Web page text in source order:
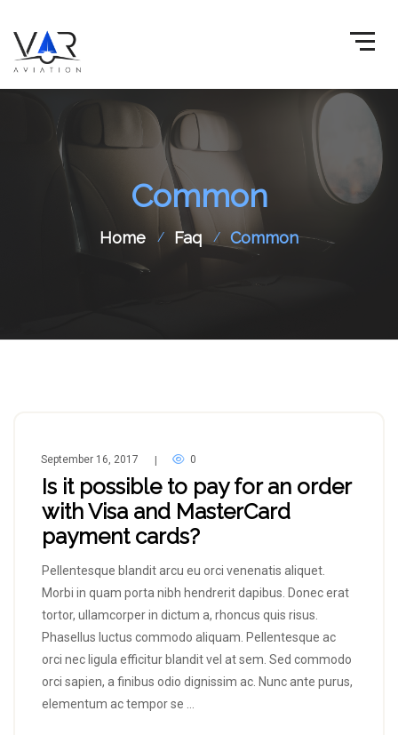
Common
Home Faq Common
September 16, 2017 0
Is it possible to pay for an order
with Visa and MasterCard
payment cards?
Pellentesque blandit arcu eu orci venenatis aliquet.
Morbi in quam porta nibh hendrerit dapibus. Donec erat
tortor, ullamcorper in dictum a, rhoncus quis risus.
Phasellus luctus commodo aliquam. Pellentesque ac
orci nec ligula efficitur blandit vel at sem. Sed commodo
orci sapien, a finibus odio dignissim ac. Nunc ante purus,
elementum ac tempor se …